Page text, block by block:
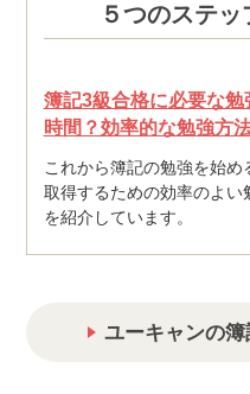
５つのステ
簿記3級合格に必要な勉
時間？効率的な勉強方
これから簿記の勉強を始
取得するための効率のよ
を紹介しています。
ユーキャンの